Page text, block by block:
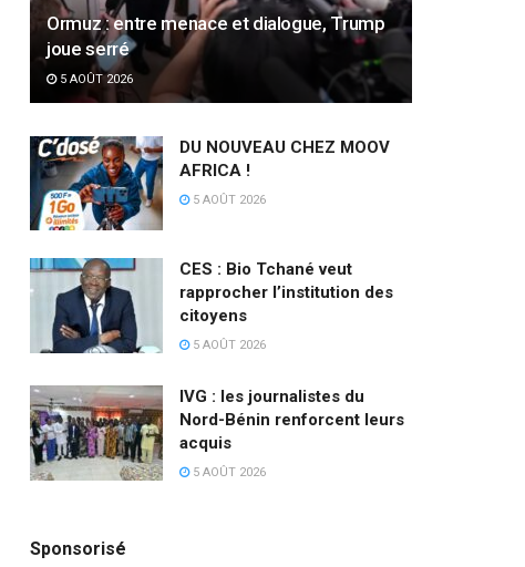
Ormuz : entre menace et dialogue, Trump
joue serré
5 AOÛT 2026
DU NOUVEAU CHEZ MOOV
AFRICA !
5 AOÛT 2026
CES : Bio Tchané veut
rapprocher l’institution des
citoyens
5 AOÛT 2026
IVG : les journalistes du
Nord-Bénin renforcent leurs
acquis
5 AOÛT 2026
Sponsorisé